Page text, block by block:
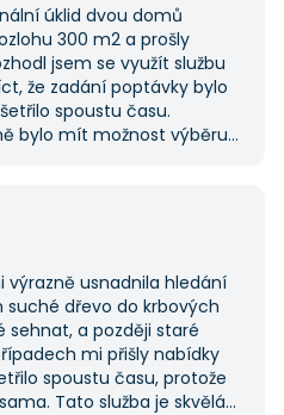
úklid dvou domů
300 m2 a prošly
jsem se využít službu
že zadání poptávky bylo
spoustu času.
bylo mít možnost výběru
spokojený, protože mi
Vše proběhlo v pořádku
výrazně usnadnila hledání
suché dřevo do krbových
sehnat, a později staré
mi přišly nabídky
spoustu času, protože
Tato služba je skvělá